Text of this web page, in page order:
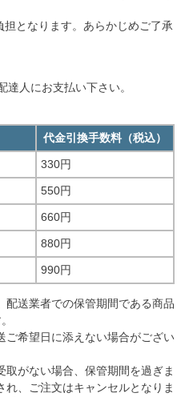
担となります。あらかじめご了承
人にお支払い下さい。
代金引換手数料（税込）
330円
550円
660円
880円
990円
配送業者での保管期間である商品
ご希望日に添えない場合がござい
取がない場合、保管期間を過ぎま
、ご注文はキャンセルとなりま